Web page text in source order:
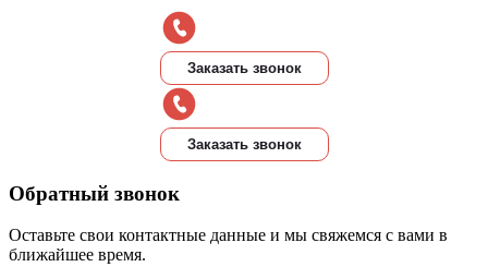
Заказать звонок
Заказать звонок
Обратный звонок
Оставьте свои контактные данные и мы свяжемся с вами в
ближайшее время.